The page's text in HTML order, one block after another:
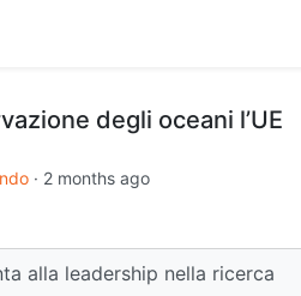
degli oceani l’UE
· 2 months ago
alla leadership nella ricerca